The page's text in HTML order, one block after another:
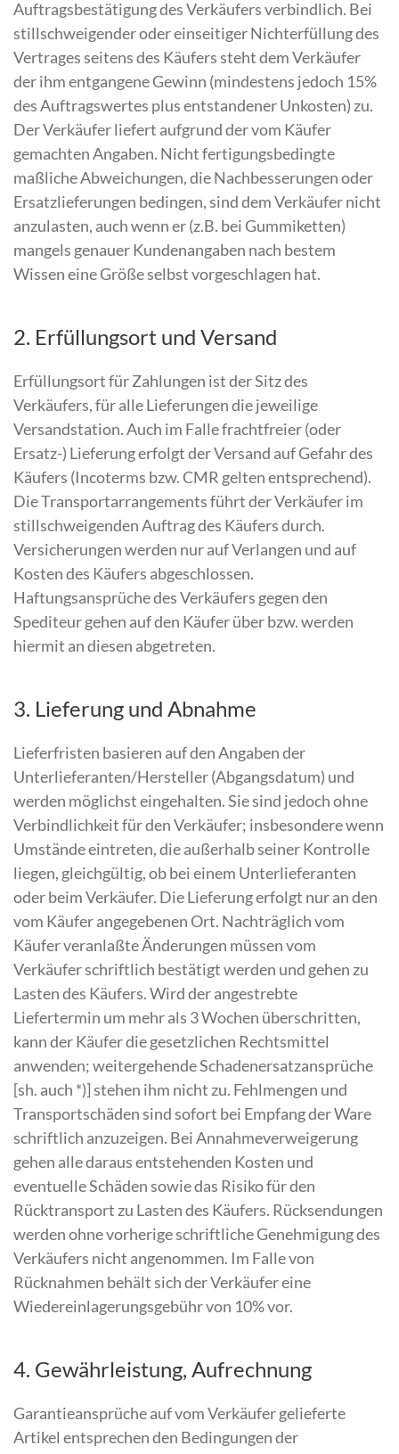
Auftragsbestätigung des Verkäufers verbindlich. Bei
stillschweigender oder einseitiger Nichterfüllung des
Vertrages seitens des Käufers steht dem Verkäufer
der ihm entgangene Gewinn (mindestens jedoch 15%
des Auftragswertes plus entstandener Unkosten) zu.
Der Verkäufer liefert aufgrund der vom Käufer
gemachten Angaben. Nicht fertigungsbedingte
maßliche Abweichungen, die Nachbesserungen oder
Ersatzlieferungen bedingen, sind dem Verkäufer nicht
anzulasten, auch wenn er (z.B. bei Gummiketten)
mangels genauer Kundenangaben nach bestem
Wissen eine Größe selbst vorgeschlagen hat.
2. Erfüllungsort und Versand
Erfüllungsort für Zahlungen ist der Sitz des
Verkäufers, für alle Lieferungen die jeweilige
Versandstation. Auch im Falle frachtfreier (oder
Ersatz-) Lieferung erfolgt der Versand auf Gefahr des
Käufers (Incoterms bzw. CMR gelten entsprechend).
Die Transportarrangements führt der Verkäufer im
stillschweigenden Auftrag des Käufers durch.
Versicherungen werden nur auf Verlangen und auf
Kosten des Käufers abgeschlossen.
Haftungsansprüche des Verkäufers gegen den
Spediteur gehen auf den Käufer über bzw. werden
hiermit an diesen abgetreten.
3. Lieferung und Abnahme
Lieferfristen basieren auf den Angaben der
Unterlieferanten/Hersteller (Abgangsdatum) und
werden möglichst eingehalten. Sie sind jedoch ohne
Verbindlichkeit für den Verkäufer; insbesondere wenn
Umstände eintreten, die außerhalb seiner Kontrolle
liegen, gleichgültig, ob bei einem Unterlieferanten
oder beim Verkäufer. Die Lieferung erfolgt nur an den
vom Käufer angegebenen Ort. Nachträglich vom
Käufer veranlaßte Änderungen müssen vom
Verkäufer schriftlich bestätigt werden und gehen zu
Lasten des Käufers. Wird der angestrebte
Liefertermin um mehr als 3 Wochen überschritten,
kann der Käufer die gesetzlichen Rechtsmittel
anwenden; weitergehende Schadenersatzansprüche
[sh. auch *)] stehen ihm nicht zu. Fehlmengen und
Transportschäden sind sofort bei Empfang der Ware
schriftlich anzuzeigen. Bei Annahmeverweigerung
gehen alle daraus entstehenden Kosten und
eventuelle Schäden sowie das Risiko für den
Rücktransport zu Lasten des Käufers. Rücksendungen
werden ohne vorherige schriftliche Genehmigung des
Verkäufers nicht angenommen. Im Falle von
Rücknahmen behält sich der Verkäufer eine
Wiedereinlagerungsgebühr von 10% vor.
4. Gewährleistung, Aufrechnung
Garantieansprüche auf vom Verkäufer gelieferte
Artikel entsprechen den Bedingungen der